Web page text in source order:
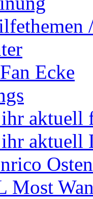
Ecke
aktuell
aktuell
Most